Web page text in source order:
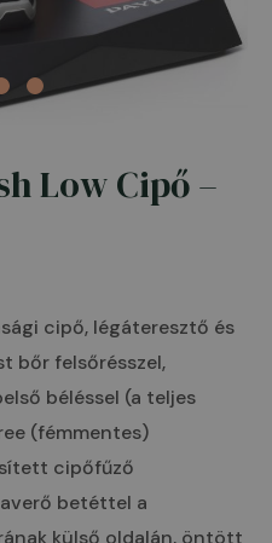
Low Cipő –
cipő, légáteresztő és
bőr felsőrésszel,
béléssel (a teljes
(fémmentes)
cipőfűző
betéttel a
külső oldalán, öntött